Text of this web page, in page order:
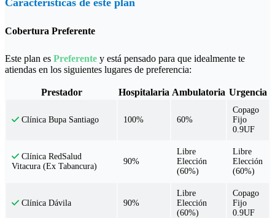
Características de este plan
Cobertura Preferente
Este plan es Preferente y está pensado para que idealmente te
atiendas en los siguientes lugares de preferencia:
Prestador Hospitalaria Ambulatoria Urgencia
Clínica Bupa Santiago 100% 60%
Copago
Fijo
0.9UF
Clínica RedSalud
Vitacura (Ex Tabancura)
90%
Libre
Elección
(60%)
Libre
Elección
(60%)
Clínica Dávila 90%
Libre
Elección
(60%)
Copago
Fijo
0.9UF